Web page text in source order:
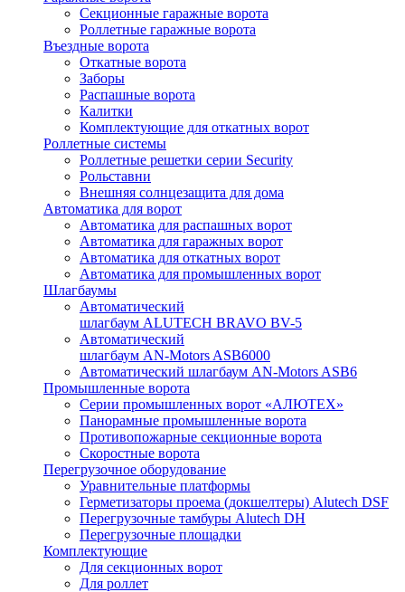
Секционные гаражные ворота
Роллетные гаражные ворота
Въездные ворота
Откатные ворота
Заборы
Распашные ворота
Калитки
Комплектующие для откатных ворот
Роллетные системы
Роллетные решетки серии Security
Рольставни
Внешняя солнцезащита для дома
Автоматика для ворот
Автоматика для распашных ворот
Автоматика для гаражных ворот
Автоматика для откатных ворот
Автоматика для промышленных ворот
Шлагбаумы
Автоматический
шлагбаум ALUTECH BRAVO BV-5
Автоматический
шлагбаум AN-Motors ASB6000
Автоматический шлагбаум AN-Motors ASB6
Промышленные ворота
Серии промышленных ворот «АЛЮТЕХ»
Панорамные промышленные ворота
Противопожарные секционные ворота
Скоростные ворота
Перегрузочное оборудование
Уравнительные платформы
Герметизаторы проема (докшелтеры) Alutech DSF
Перегрузочные тамбуры Alutech DH
Перегрузочные площадки
Комплектующие
Для секционных ворот
Для роллет